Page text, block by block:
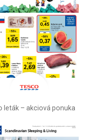
leták – akciová ponuka